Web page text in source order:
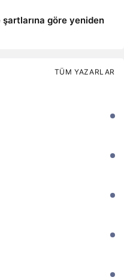
şartlarına göre yeniden
TÜM YAZARLAR